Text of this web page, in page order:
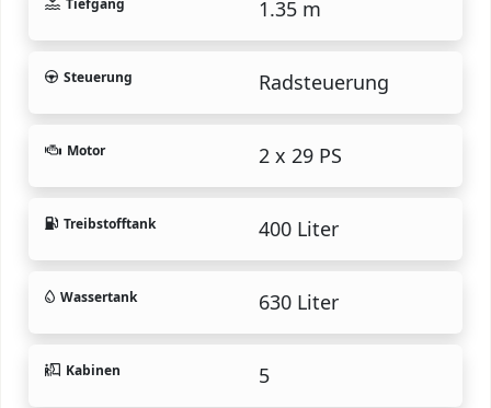
1.35 m
Steuerung Radsteuerung
Motor 2 x 29 PS
Treibstofftank 400 Liter
Wassertank 630 Liter
Kabinen 5